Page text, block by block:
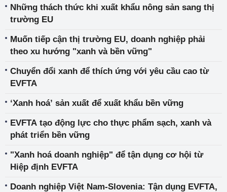
Những thách thức khi xuất khẩu nông sản sang thị
trường EU
Muốn tiếp cận thị trường EU, doanh nghiệp phải
theo xu hướng "xanh và bền vững"
Chuyển đổi xanh để thích ứng với yêu cầu cao từ
EVFTA
‘Xanh hoá’ sản xuất để xuất khẩu bền vững
EVFTA tạo động lực cho thực phẩm sạch, xanh và
phát triển bền vững
"Xanh hoá doanh nghiệp" để tận dụng cơ hội từ
Hiệp định EVFTA
Doanh nghiệp Việt Nam-Slovenia: Tận dụng EVFTA,